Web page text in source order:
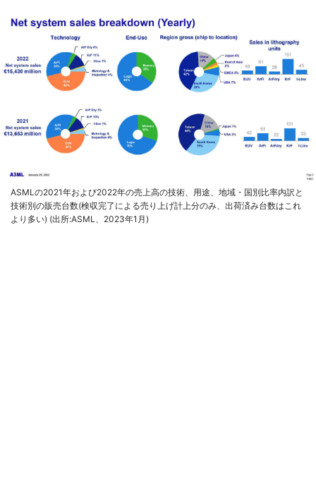
ASMLの2021年および2022年の売上高の技術、用途、地域・国別比率内訳と
技術別の販売台数(検収完了による売り上げ計上分のみ、出荷済み台数はこれ
より多い) (出所:ASML、2023年1月)